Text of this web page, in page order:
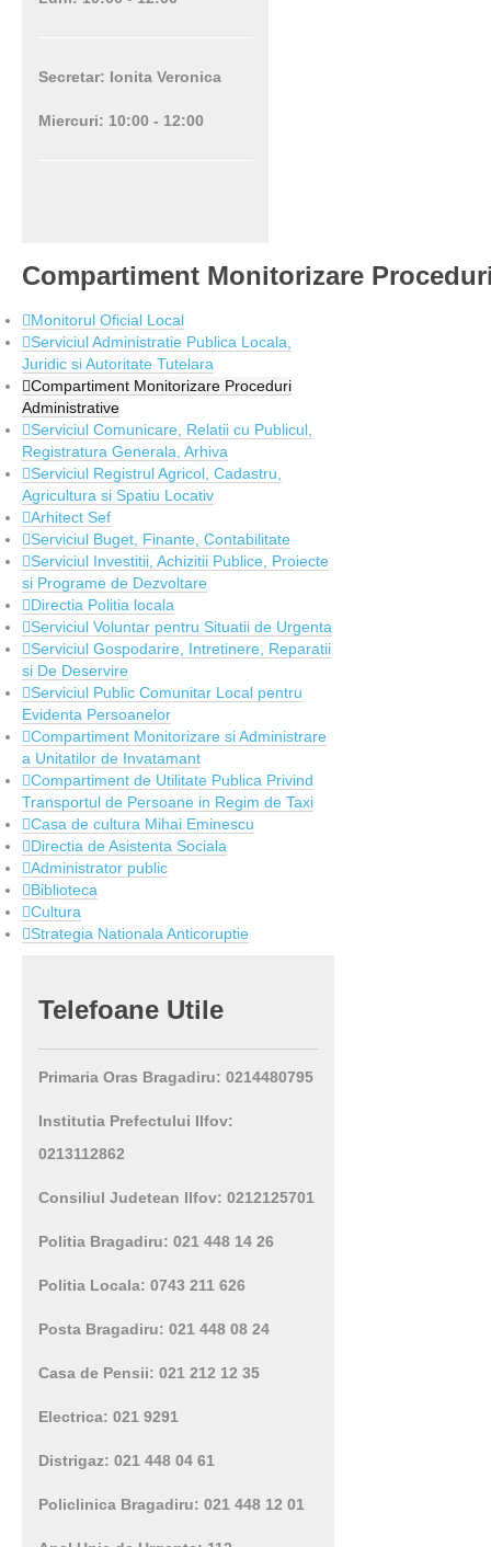
Secretar: Ionita Veronica
Miercuri: 10:00 - 12:00
Compartiment Monitorizare
Monitorul Oficial Local
Serviciul Administratie Publica Locala,
Juridic si Autoritate Tutelara
Compartiment Monitorizare Proceduri
Administrative
Serviciul Comunicare, Relatii cu Publicul,
Registratura Generala, Arhiva
Serviciul Registrul Agricol, Cadastru,
Agricultura si Spatiu Locativ
Arhitect Sef
Serviciul Buget, Finante, Contabilitate
Serviciul Investitii, Achizitii Publice, Proiecte
si Programe de Dezvoltare
Directia Politia locala
Serviciul Voluntar pentru Situatii de Urgenta
Serviciul Gospodarire, Intretinere, Reparatii
si De Deservire
Serviciul Public Comunitar Local pentru
Evidenta Persoanelor
Compartiment Monitorizare si Administrare
a Unitatilor de Invatamant
Compartiment de Utilitate Publica Privind
Transportul de Persoane in Regim de Taxi
Casa de cultura Mihai Eminescu
Directia de Asistenta Sociala
Administrator public
Biblioteca
Cultura
Strategia Nationala Anticoruptie
Telefoane Utile
Primaria Oras Bragadiru: 0214480795
Institutia Prefectului Ilfov:
0213112862
Consiliul Judetean Ilfov: 0212125701
Politia Bragadiru: 021 448 14 26
Politia Locala: 0743 211 626
Posta Bragadiru: 021 448 08 24
Casa de Pensii: 021 212 12 35
Electrica: 021 9291
Distrigaz: 021 448 04 61
Policlinica Bragadiru: 021 448 12 01